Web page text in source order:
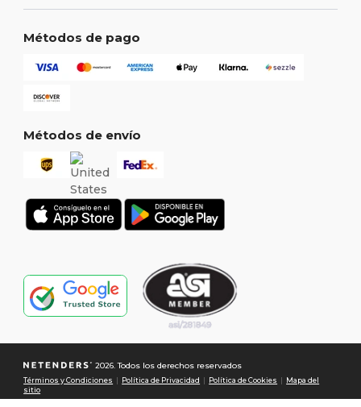
Métodos de pago
Métodos de envío
2026. Todos los derechos reservados
Términos y Condiciones Política de Privacidad Política de Cookies
Mapa del
sitio